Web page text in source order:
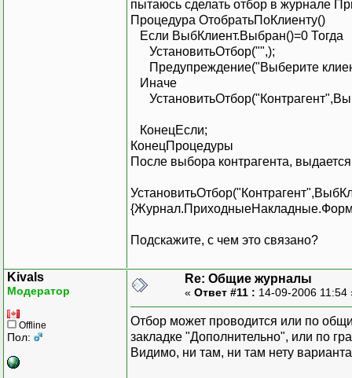
пытаюсь сделать отбор в журнале
Процедура ОтобратьПоКлиенту()
Если ВыбКлиент.Выбран()=0 Тогда
УстановитьОтбор("",);
Предупреждение("Выберите
Иначе
КонецЕсли;
КонецПроцедуры
После выбора контрагента,
Подскажите, с чем это связано?
Kivals
Модератор
Offline
Пол:
Re: Общие журналы
« Ответ #11 : 14-09-2006
Отбор может проводится или по
закладке "Дополнительно", или по
Видимо, ни там, ни там нету